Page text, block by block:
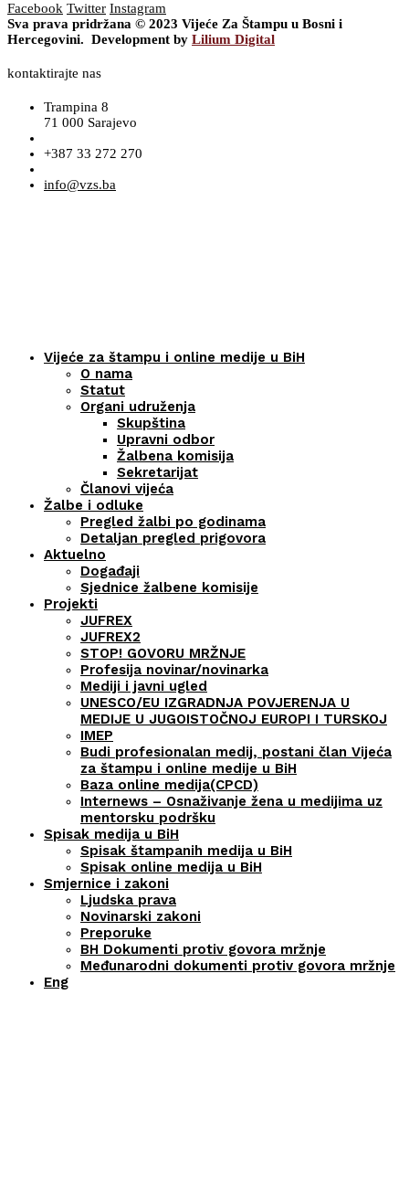
Facebook Twitter Instagram
Sva prava pridržana © 2023 Vijeće Za Štampu u Bosni i
Hercegovini. Development by Lilium Digital
kontaktirajte nas
Trampina 8
71 000 Sarajevo
+387 33 272 270
info@vzs.ba
Vijeće za štampu i online medije u BiH
O nama
Statut
Organi udruženja
Skupština
Upravni odbor
Žalbena komisija
Sekretarijat
Članovi vijeća
Žalbe i odluke
Pregled žalbi po godinama
Detaljan pregled prigovora
Aktuelno
Događaji
Sjednice žalbene komisije
Projekti
JUFREX
JUFREX2
STOP! GOVORU MRŽNJE
Profesija novinar/novinarka
Mediji i javni ugled
UNESCO/EU IZGRADNJA POVJERENJA U
MEDIJE U JUGOISTOČNOJ EUROPI I TURSKOJ
IMEP
Budi profesionalan medij, postani član Vijeća
za štampu i online medije u BiH
Baza online medija(CPCD)
Internews – Osnaživanje žena u medijima uz
mentorsku podršku
Spisak medija u BiH
Spisak štampanih medija u BiH
Spisak online medija u BiH
Smjernice i zakoni
Ljudska prava
Novinarski zakoni
Preporuke
BH Dokumenti protiv govora mržnje
Međunarodni dokumenti protiv govora mržnje
Eng